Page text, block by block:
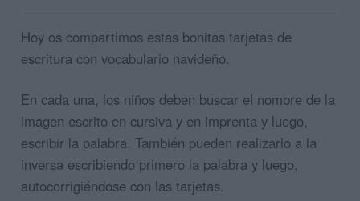
Hoy os compartimos estas bonitas tarjetas de
escritura con vocabulario navideño.
En cada una, los niños deben buscar el nombre de la
imagen escrito en cursiva y en imprenta y luego,
escribir la palabra. También pueden realizarlo a la
inversa escribiendo primero la palabra y luego,
autocorrigiéndose con las tarjetas.